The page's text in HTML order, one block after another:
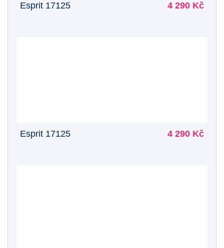
Esprit 17125 4 290 Kč
Esprit 17125 4 290 Kč